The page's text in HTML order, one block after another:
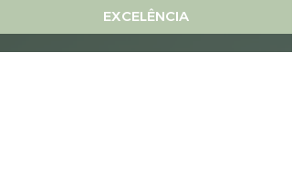
EXCELÊNCIA